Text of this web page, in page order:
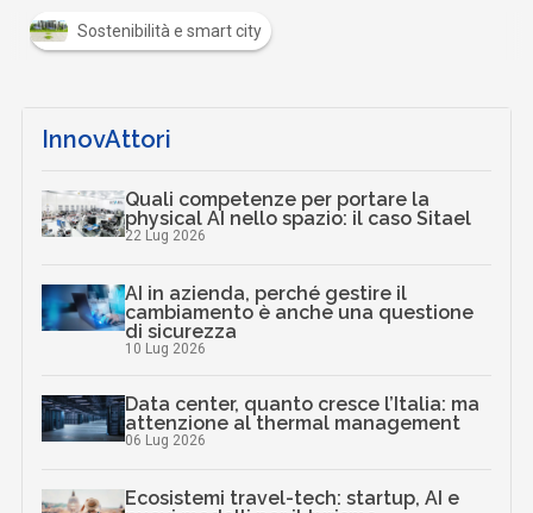
Sostenibilità e smart city
InnovAttori
Quali competenze per portare la
physical AI nello spazio: il caso Sitael
22 Lug 2026
AI in azienda, perché gestire il
cambiamento è anche una questione
di sicurezza
10 Lug 2026
Data center, quanto cresce l’Italia: ma
attenzione al thermal management
06 Lug 2026
Ecosistemi travel-tech: startup, AI e